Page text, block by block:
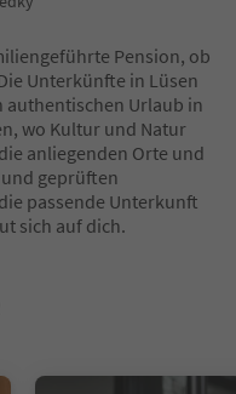
Pension, ob
Unterkünfte in Lüsen
authentischen Urlaub in
wo Kultur und Natur
anliegenden Orte und
geprüften
passende Unterkunft
sich auf dich.